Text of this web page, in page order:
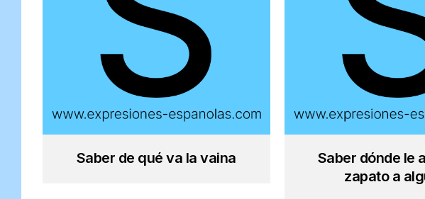
Saber de qué va la vaina
Saber dónde le
zapato a